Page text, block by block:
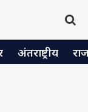
अंतराष्ट्रीय